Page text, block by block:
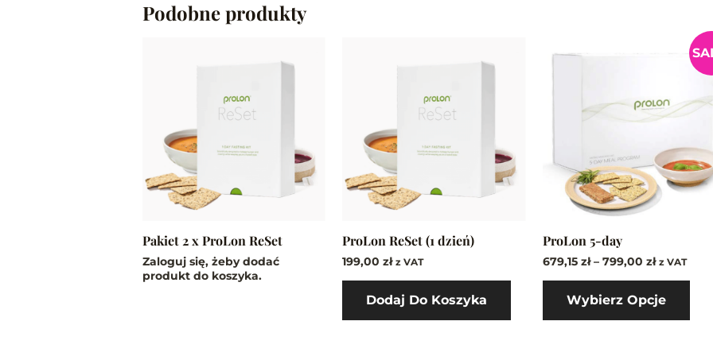
Podobne produkty
Pakiet 2 x ProLon ReSet
Zaloguj się, żeby dodać
produkt do koszyka.
ProLon ReSet (1 dzień)
199,00zł z VAT
Dodaj Do Koszyka
ProLon 5-day
679,15 zł – 799,00 zł
Zakres
do
799,00 zł
z VAT
Wybierz Opcje
Ten